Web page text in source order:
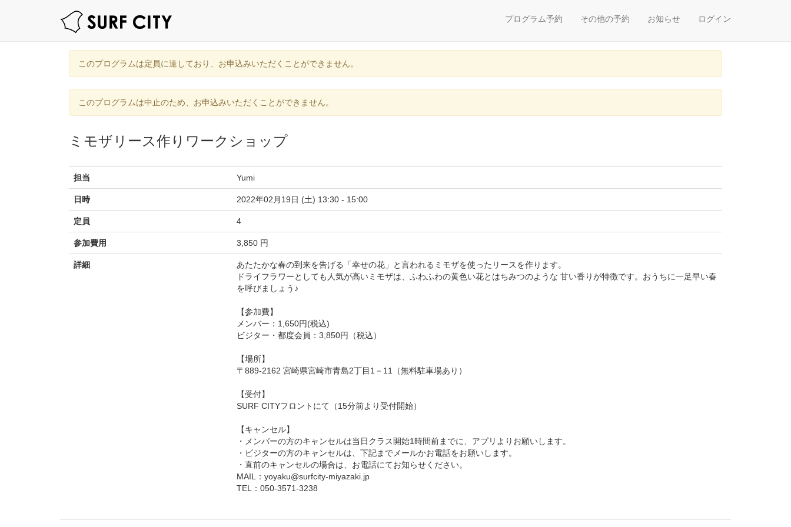
プログラム予約 その他の予約 お知らせ ログイン
このプログラムは定員に達しており、お申込みいただくことができません。
このプログラムは中止のため、お申込みいただくことができません。
ミモザリース作りワークショップ
担当 Yumi
日時 2022年02月19日 (土) 13:30 - 15:00
定員 4
参加費用 3,850 円
詳細
あたたかな春の到来を告げる「幸せの花」と言われるミモザを使ったリースを作ります。
ドライフラワーとしても人気が高いミモザは、ふわふわの黄色い花とはちみつのような 甘い香りが特徴です。おうちに一足早い春
を呼びましょう♪
【参加費】
メンバー：1,650円(税込)
ビジター・都度会員：3,850円（税込）
【場所】
〒889-2162 宮崎県宮崎市青島2丁目1－11（無料駐車場あり）
【受付】
SURF CITYフロントにて（15分前より受付開始）
【キャンセル】
・メンバーの方のキャンセルは当日クラス開始1時間前までに、アプリよりお願いします。
・ビジターの方のキャンセルは、下記までメールかお電話をお願いします。
・直前のキャンセルの場合は、お電話にてお知らせください。
MAIL：yoyaku@surfcity-miyazaki.jp
TEL：050-3571-3238